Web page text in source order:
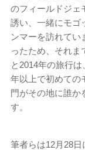
のフィールドジェ
誘い、一緒にモゴ
ンマーを訪れてい
ったため、それま
と2014年の旅行
年以上で初めての
門がその地に誰か
す。
筆者らは12月28